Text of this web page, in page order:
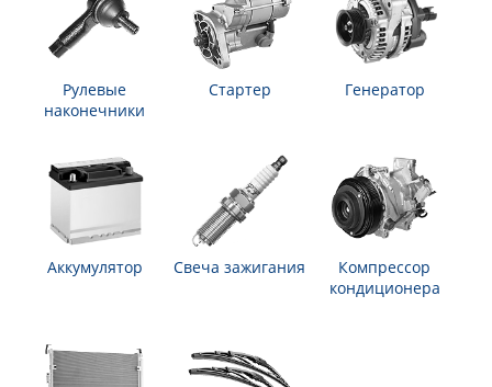
Рулевые
наконечники
Стартер Генератор
Аккумулятор Свеча зажигания
Компрессор
кондиционера